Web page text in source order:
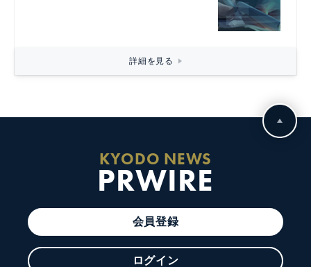
詳細を見る
KYODO NEWS
PRWIRE
会員登録
ログイン